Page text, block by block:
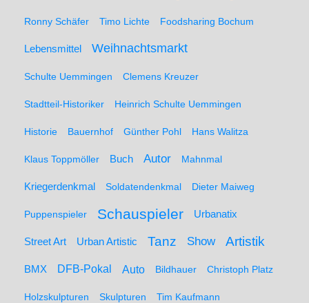
Ronny Schäfer Timo Lichte Foodsharing Bochum
Lebensmittel Weihnachtsmarkt
Schulte Uemmingen Clemens Kreuzer
Stadtteil-Historiker Heinrich Schulte Uemmingen
Historie Bauernhof Günther Pohl Hans Walitza
Klaus Toppmöller Buch Autor Mahnmal
Kriegerdenkmal Soldatendenkmal Dieter Maiweg
Puppenspieler Schauspieler Urbanatix
Street Art Urban Artistic Tanz Show Artistik
BMX DFB-Pokal Auto Bildhauer Christoph Platz
Holzskulpturen Skulpturen Tim Kaufmann